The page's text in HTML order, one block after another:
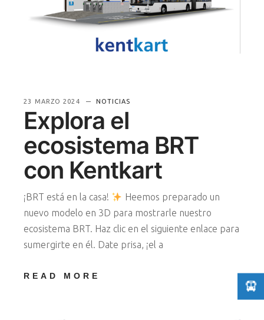
23 MARZO 2024 NOTICIAS
Explora el
ecosistema BRT
con Kentkart
¡BRT está en la casa!
Heemos preparado un
nuevo modelo en 3D para mostrarle nuestro
ecosistema BRT. Haz clic en el siguiente enlace para
sumergirte en él. Date prisa, ¡el a
READ MORE